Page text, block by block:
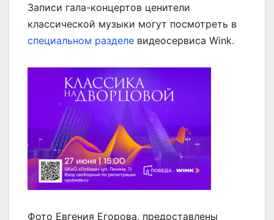
Записи гала-концертов ценители
классической музыки могут посмотреть в
специальном разделе видеосервиса Wink.
Фото Евгения Егорова, предоставлены